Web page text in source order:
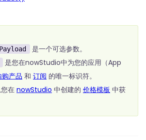
是一个可选参数。
是您在nowStudio中为您的应用（App
购产品 和 订阅 的唯一标识符。
在 nowStudio 中创建的 价格模板 中获